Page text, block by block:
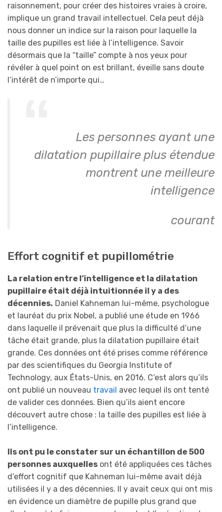
raisonnement, pour créer des histoires vraies à croire,
implique un grand travail intellectuel. Cela peut déjà
nous donner un indice sur la raison pour laquelle la
taille des pupilles est liée à l’intelligence. Savoir
désormais que la “taille” compte à nos yeux pour
révéler à quel point on est brillant, éveille sans doute
l’intérêt de n’importe qui…
Les personnes ayant une
dilatation pupillaire plus étendue
montrent une meilleure
intelligence
courant
Effort cognitif et pupillométrie
La relation entre l’intelligence et la dilatation
pupillaire était déjà intuitionnée il y a des
décennies. Daniel Kahneman lui-même, psychologue
et lauréat du prix Nobel, a publié une étude en 1966
dans laquelle il prévenait que plus la difficulté d’une
tâche était grande, plus la dilatation pupillaire était
grande. Ces données ont été prises comme référence
par des scientifiques du Georgia Institute of
Technology, aux États-Unis, en 2016. C’est alors qu’ils
ont publié un nouveau travail avec lequel ils ont tenté
de valider ces données. Bien qu’ils aient encore
découvert autre chose : la taille des pupilles est liée à
l’intelligence.
Ils ont pu le constater sur un échantillon de 500
personnes auxquelles ont été appliquées ces tâches
d’effort cognitif que Kahneman lui-même avait déjà
utilisées il y a des décennies. Il y avait ceux qui ont mis
en évidence un diamètre de pupille plus grand que